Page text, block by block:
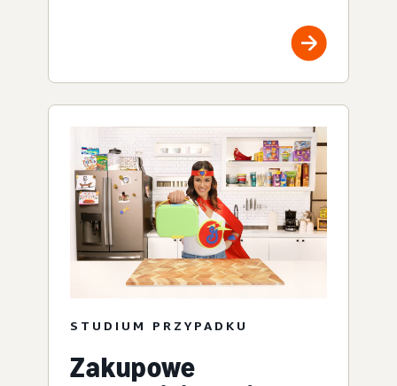
STUDIUM PRZYPADKU
Zakupowe